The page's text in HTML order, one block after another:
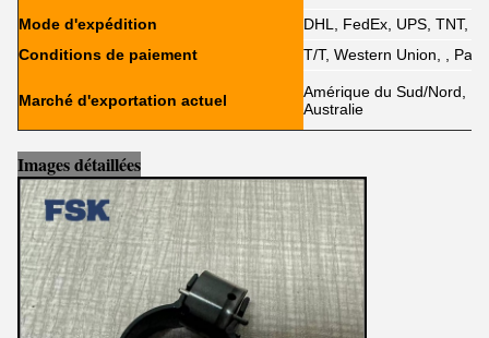
Mode d'expédition
DHL, FedEx, UPS, TNT,
Conditions de paiement
T/T, Western Union, ,
Marché d'exportation actuel
Amérique du Sud/Nord,
Australie
Images détaillées